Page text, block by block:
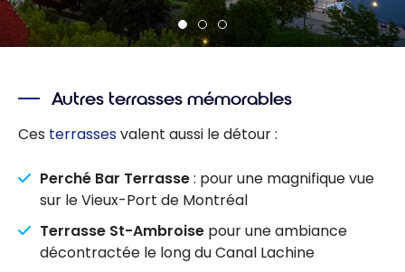
Autres terrasses mémorables
Ces terrassesvalent aussi le détour :
Perché Bar Terrasse: pour une magnifique vue
sur le Vieux-Port de Montréal
Terrasse St-Ambroise pour une ambiance
décontractée le long du Canal Lachine